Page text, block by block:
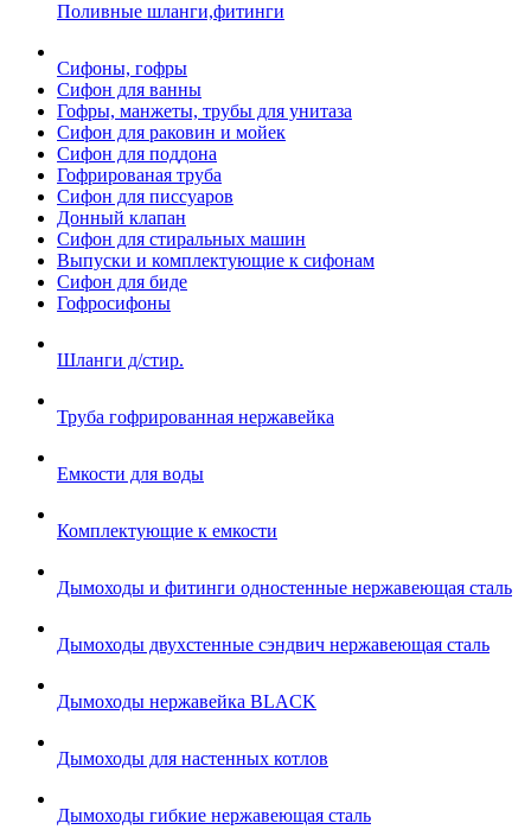
Поливные шланги,фитинги
Сифоны, гофры
Сифон для ванны
Гофры, манжеты, трубы для унитаза
Сифон для раковин и мойек
Сифон для поддона
Гофрированая труба
Сифон для писсуаров
Донный клапан
Сифон для стиральных машин
Выпуски и комплектующие к сифонам
Сифон для биде
Гофросифоны
Шланги д/стир.
Труба гофрированная нержавейка
Емкости для воды
Комплектующие к емкости
Дымоходы и фитинги одностенные нержавеющая сталь
Дымоходы двухстенные сэндвич нержавеющая сталь
Дымоходы нержавейка BLACK
Дымоходы для настенных котлов
Дымоходы гибкие нержавеющая сталь